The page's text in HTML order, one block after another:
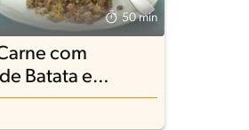
50 min
com
Batata e